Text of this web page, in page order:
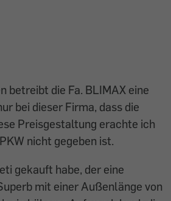
betreibt die Fa. BLIMAX eine
bei dieser Firma, dass die
Preisgestaltung erachte ich
nicht gegeben ist.
gekauft habe, der eine
mit einer Außenlänge von